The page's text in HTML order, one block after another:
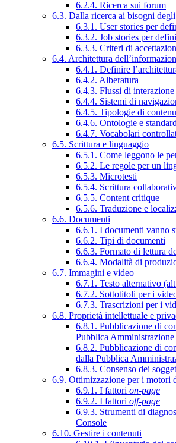
6.2.4. Ricerca sui forum
6.3. Dalla ricerca ai bisogni
6.3.1. User stories per
6.3.2. Job stories per
6.3.3. Criteri di
6.4. Architettura
6.4.1. Definire
6.4.2. Alberatura
6.4.3. Flussi di interazione
6.4.4. Sistemi di
6.4.5. Tipologie di
6.4.6. Ontologie e standard
6.4.7. Vocabolari
6.5. Scrittura e linguaggio
6.5.1. Come leggono le
6.5.2. Le regole per un
6.5.3. Microtesti
6.5.4. Scrittura
6.5.5. Content critique
6.5.6. Traduzione e
6.6. Documenti
6.6.1. I documenti vanno
6.6.2. Tipi di documenti
6.6.3. Formato di lettura
6.6.4. Modalità di
6.7. Immagini e video
6.7.1. Testo alternativo
6.7.2. Sottotitoli per i
6.7.3. Trascrizioni per i
6.8. Proprietà intellettuale e
6.8.1. Pubblicazione di
Pubblica Amministrazione
6.8.2. Pubblicazione di
dalla Pubblica
6.8.3. Consenso dei
6.9. Ottimizzazione per i motori
6.9.1. I fattori on-page
6.9.2. I fattori off-page
6.9.3. Strumenti di
Console
6.10. Gestire i contenuti